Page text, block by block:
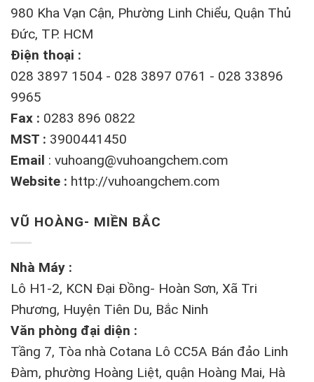
980 Kha Vạn Cận, Phường Linh Chiểu, Quận Thủ
Đức, TP. HCM
Điện thoại :
028 3897 1504 - 028 3897 0761 - 028 33896
9965
Fax : 0283 896 0822
MST : 3900441450
Email : vuhoang@vuhoangchem.com
Website : http://vuhoangchem.com
VŨ HOÀNG- MIỀN BẮC
Nhà Máy :
Lô H1-2, KCN Đại Đồng- Hoàn Sơn, Xã Tri
Phương, Huyện Tiên Du, Bắc Ninh
Văn phòng đại diện :
Tầng 7, Tòa nhà Cotana Lô CC5A Bán đảo Linh
Đàm, phường Hoàng Liệt, quận Hoàng Mai, Hà